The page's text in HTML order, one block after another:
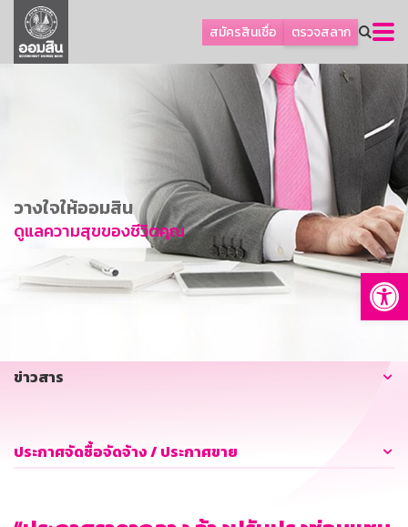
สมัครสินเชื่อ ตรวจสลาก
ลูกค้าธุรกิจ
ลูกค้าผู้ประกอบรายย่อย
การพัฒนาที่ยั่งยืน
ข่าวสาร
บริการทางการเงิน
อื่นๆ
วางใจให้ออมสิน
ดูแลความสุขของชีวิตคุณ
ข่าวสาร
ประกาศจัดซื้อจัดจ้าง / ประกาศขาย